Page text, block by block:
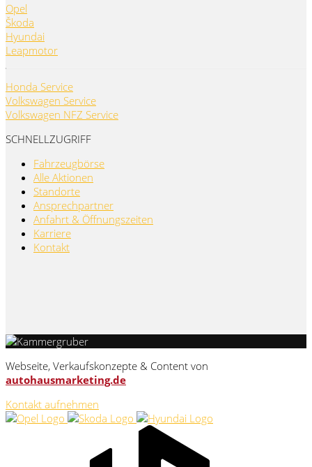
Opel
Škoda
Hyundai
Leapmotor
Honda Service
Volkswagen Service
Volkswagen NFZ Service
SCHNELLZUGRIFF
Fahrzeugbörse
Alle Aktionen
Standorte
Ansprechpartner
Anfahrt & Öffnungszeiten
Karriere
Kontakt
Webseite, Verkaufskonzepte & Content von
autohausmarketing.de
Kontakt aufnehmen